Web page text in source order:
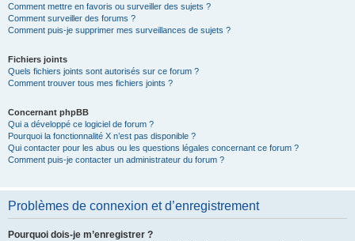
Comment mettre en favoris ou surveiller des sujets ?
Comment surveiller des forums ?
Comment puis-je supprimer mes surveillances de sujets ?
Fichiers joints
Quels fichiers joints sont autorisés sur ce forum ?
Comment trouver tous mes fichiers joints ?
Concernant phpBB
Qui a développé ce logiciel de forum ?
Pourquoi la fonctionnalité X n’est pas disponible ?
Qui contacter pour les abus ou les questions légales concernant ce forum ?
Comment puis-je contacter un administrateur du forum ?
Problèmes de connexion et d’enregistrement
Pourquoi dois-je m’enregistrer ?